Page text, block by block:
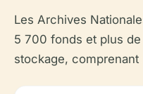
Les Archives
5 700 fonds et plus
stockage, comprenant